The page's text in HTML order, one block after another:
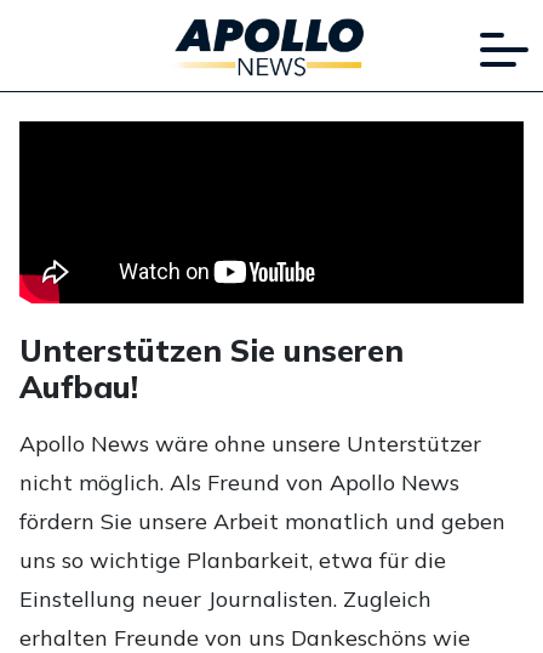
Unterstützen Sie unseren
Aufbau!
Apollo News wäre ohne unsere Unterstützer
nicht möglich. Als Freund von Apollo News
fördern Sie unsere Arbeit monatlich und geben
uns so wichtige Planbarkeit, etwa für die
Einstellung neuer Journalisten. Zugleich
erhalten Freunde von uns Dankeschöns wie